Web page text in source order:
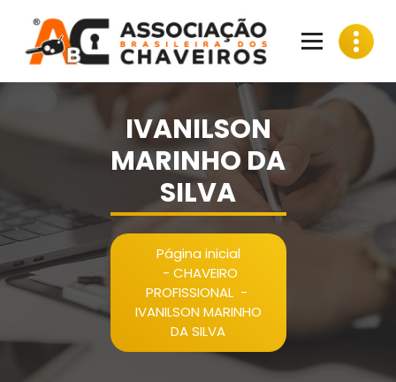
conteúdo
IVANILSON
MARINHO DA
SILVA
Página inicial
- CHAVEIRO
PROFISSIONAL-
IVANILSON MARINHO
DA SILVA